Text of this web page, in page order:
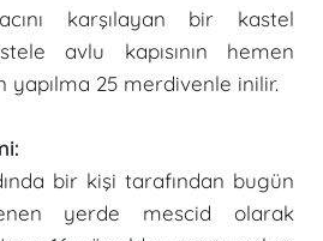
karşılayan bir kastel
avlu kapısının hemen
25 merdivenle inilir.
bir kişi tarafından bugün
yerde mescid olarak